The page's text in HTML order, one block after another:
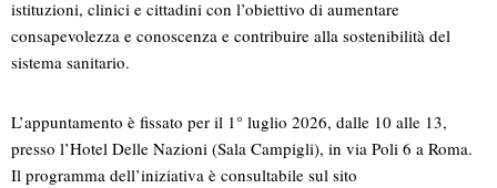
istituzioni, clinici e cittadini con l’obiettivo di aumentare
consapevolezza e conoscenza e contribuire alla sostenibilità del
sistema sanitario.
L’appuntamento è fissato per il 1° luglio 2026, dalle 10 alle 13,
presso l’Hotel Delle Nazioni (Sala Campigli), in via Poli 6 a Roma.
Il programma dell’iniziativa è consultabile sul sito